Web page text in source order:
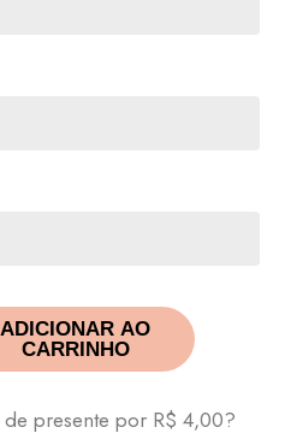
ADICIONAR AO
CARRINHO
presente por R$ 4,00?